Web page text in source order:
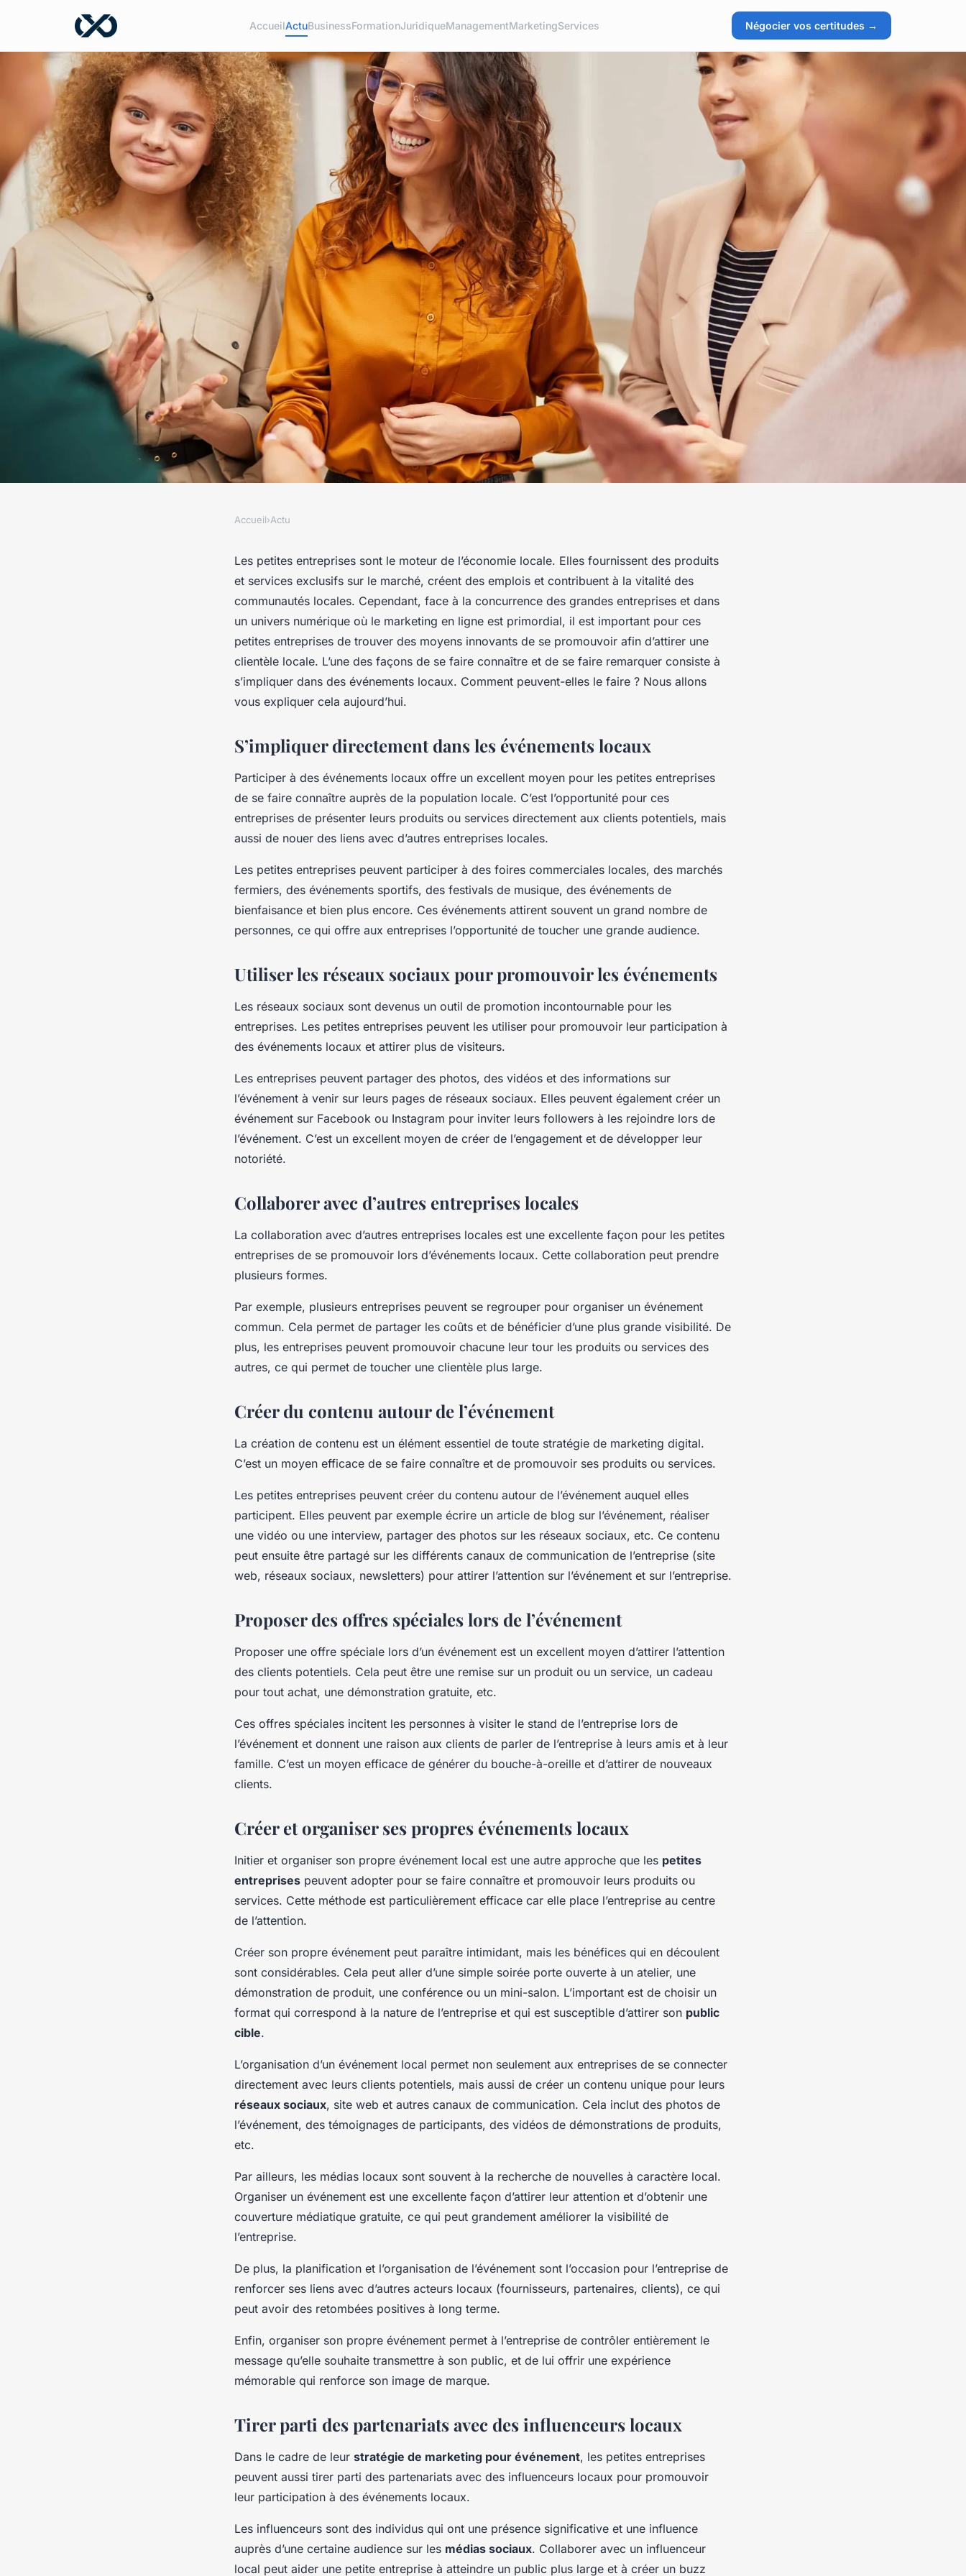
AccueilActuBusinessFormationJuridiqueManagementMarketingServices Négocier vos certitudes →
Comment les petites entreprises
peuvent-elles tirer parti des
événements locaux pour se
Accueil›Actu
Les petites entreprises sont le moteur de l’économie locale. Elles fournissent des produits
et services exclusifs sur le marché, créent des emplois et contribuent à la vitalité des
communautés locales. Cependant, face à la concurrence des grandes entreprises et dans
un univers numérique où le marketing en ligne est primordial, il est important pour ces
petites entreprises de trouver des moyens innovants de se promouvoir afin d’attirer une
clientèle locale. L’une des façons de se faire connaître et de se faire remarquer consiste à
s’impliquer dans des événements locaux. Comment peuvent-elles le faire ? Nous allons
vous expliquer cela aujourd’hui.
S’impliquer directement dans les événements locaux
Participer à des événements locaux offre un excellent moyen pour les petites entreprises
de se faire connaître auprès de la population locale. C’est l’opportunité pour ces
entreprises de présenter leurs produits ou services directement aux clients potentiels, mais
aussi de nouer des liens avec d’autres entreprises locales.
Les petites entreprises peuvent participer à des foires commerciales locales, des marchés
fermiers, des événements sportifs, des festivals de musique, des événements de
bienfaisance et bien plus encore. Ces événements attirent souvent un grand nombre de
personnes, ce qui offre aux entreprises l’opportunité de toucher une grande audience.
Utiliser les réseaux sociaux pour promouvoir les événements
Les réseaux sociaux sont devenus un outil de promotion incontournable pour les
entreprises. Les petites entreprises peuvent les utiliser pour promouvoir leur participation à
des événements locaux et attirer plus de visiteurs.
Les entreprises peuvent partager des photos, des vidéos et des informations sur
l’événement à venir sur leurs pages de réseaux sociaux. Elles peuvent également créer un
événement sur Facebook ou Instagram pour inviter leurs followers à les rejoindre lors de
l’événement. C’est un excellent moyen de créer de l’engagement et de développer leur
notoriété.
Collaborer avec d’autres entreprises locales
La collaboration avec d’autres entreprises locales est une excellente façon pour les petites
entreprises de se promouvoir lors d’événements locaux. Cette collaboration peut prendre
plusieurs formes.
Par exemple, plusieurs entreprises peuvent se regrouper pour organiser un événement
commun. Cela permet de partager les coûts et de bénéficier d’une plus grande visibilité. De
plus, les entreprises peuvent promouvoir chacune leur tour les produits ou services des
autres, ce qui permet de toucher une clientèle plus large.
Créer du contenu autour de l’événement
La création de contenu est un élément essentiel de toute stratégie de marketing digital.
C’est un moyen efficace de se faire connaître et de promouvoir ses produits ou services.
Les petites entreprises peuvent créer du contenu autour de l’événement auquel elles
participent. Elles peuvent par exemple écrire un article de blog sur l’événement, réaliser
une vidéo ou une interview, partager des photos sur les réseaux sociaux, etc. Ce contenu
peut ensuite être partagé sur les différents canaux de communication de l’entreprise (site
web, réseaux sociaux, newsletters) pour attirer l’attention sur l’événement et sur l’entreprise.
Proposer des offres spéciales lors de l’événement
Proposer une offre spéciale lors d’un événement est un excellent moyen d’attirer l’attention
des clients potentiels. Cela peut être une remise sur un produit ou un service, un cadeau
pour tout achat, une démonstration gratuite, etc.
Ces offres spéciales incitent les personnes à visiter le stand de l’entreprise lors de
l’événement et donnent une raison aux clients de parler de l’entreprise à leurs amis et à leur
famille. C’est un moyen efficace de générer du bouche-à-oreille et d’attirer de nouveaux
clients.
Créer et organiser ses propres événements locaux
Initier et organiser son propre événement local est une autre approche que les petites
entreprises peuvent adopter pour se faire connaître et promouvoir leurs produits ou
services. Cette méthode est particulièrement efficace car elle place l’entreprise au centre
de l’attention.
Créer son propre événement peut paraître intimidant, mais les bénéfices qui en découlent
sont considérables. Cela peut aller d’une simple soirée porte ouverte à un atelier, une
démonstration de produit, une conférence ou un mini-salon. L’important est de choisir un
format qui correspond à la nature de l’entreprise et qui est susceptible d’attirer son public
cible.
L’organisation d’un événement local permet non seulement aux entreprises de se connecter
directement avec leurs clients potentiels, mais aussi de créer un contenu unique pour leurs
réseaux sociaux, site web et autres canaux de communication. Cela inclut des photos de
l’événement, des témoignages de participants, des vidéos de démonstrations de produits,
etc.
Par ailleurs, les médias locaux sont souvent à la recherche de nouvelles à caractère local.
Organiser un événement est une excellente façon d’attirer leur attention et d’obtenir une
couverture médiatique gratuite, ce qui peut grandement améliorer la visibilité de
l’entreprise.
De plus, la planification et l’organisation de l’événement sont l’occasion pour l’entreprise de
renforcer ses liens avec d’autres acteurs locaux (fournisseurs, partenaires, clients), ce qui
peut avoir des retombées positives à long terme.
Enfin, organiser son propre événement permet à l’entreprise de contrôler entièrement le
message qu’elle souhaite transmettre à son public, et de lui offrir une expérience
mémorable qui renforce son image de marque.
Tirer parti des partenariats avec des influenceurs locaux
Dans le cadre de leur stratégie de marketing pour événement, les petites entreprises
peuvent aussi tirer parti des partenariats avec des influenceurs locaux pour promouvoir
leur participation à des événements locaux.
Les influenceurs sont des individus qui ont une présence significative et une influence
auprès d’une certaine audience sur les médias sociaux. Collaborer avec un influenceur
local peut aider une petite entreprise à atteindre un public plus large et à créer un buzz